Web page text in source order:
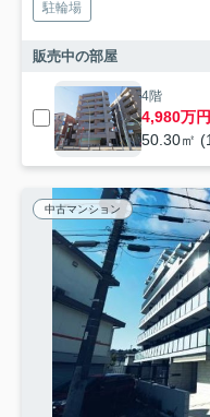
駐輪場
販売中の部屋
4階
4,980万円
50.30㎡
中古マンション